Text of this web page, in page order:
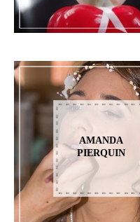
AMANDA
PIERQUIN